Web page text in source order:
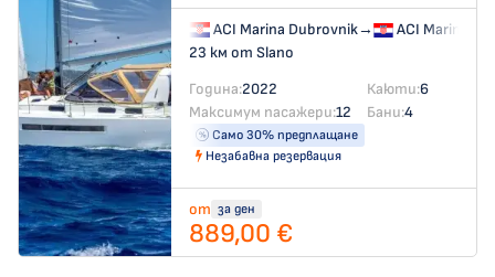
ACI Marina Dubrovnik→
ACI Marina
23 км от Slano
Година:2022 Каюти:6
Максимум пасажери:12 Бани:4
Само 30% предплащане
Незабавна резервация
от за ден
889,00 €